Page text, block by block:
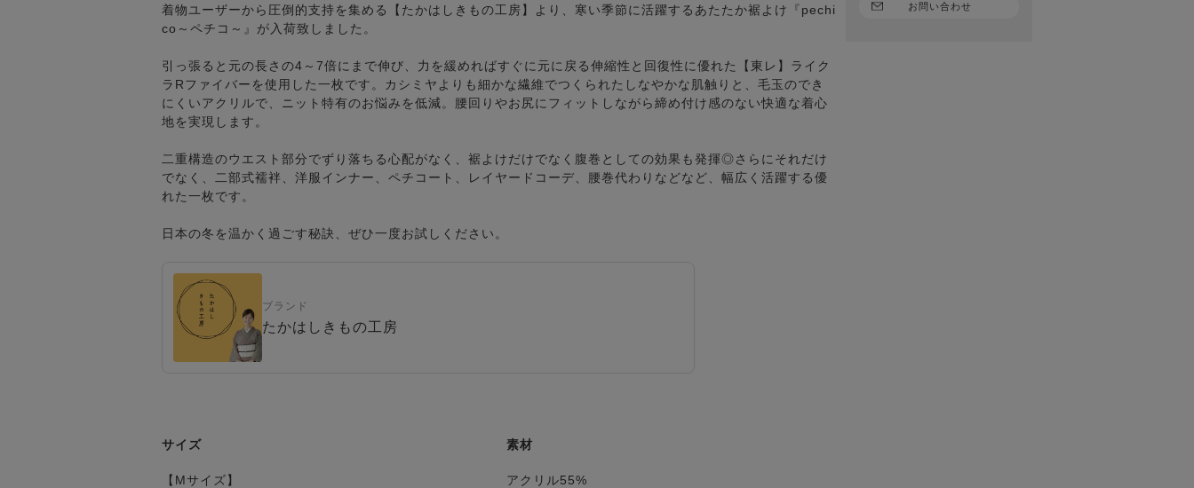
着物ユーザーから圧倒的支持を集める【たかはしきもの工房】より、寒い季節に活躍するあたたか裾よけ『pechi
co～ペチコ～』が入荷致しました。
引っ張ると元の長さの4～7倍にまで伸び、力を緩めればすぐに元に戻る伸縮性と回復性に優れた【東レ】ライク
ラRファイバーを使用した一枚です。カシミヤよりも細かな繊維でつくられたしなやかな肌触りと、毛玉のでき
にくいアクリルで、ニット特有のお悩みを低減。腰回りやお尻にフィットしながら締め付け感のない快適な着心
地を実現します。
二重構造のウエスト部分でずり落ちる心配がなく、裾よけだけでなく腹巻としての効果も発揮◎さらにそれだけ
でなく、二部式襦袢、洋服インナー、ペチコート、レイヤードコーデ、腰巻代わりなどなど、幅広く活躍する優
れた一枚です。
日本の冬を温かく過ごす秘訣、ぜひ一度お試しください。
ブランド
たかはしきもの工房
サイズ
【Mサイズ】
素材
アクリル55%
お問い合わせ